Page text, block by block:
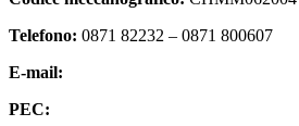
Telefono: 0871 82232 – 0871 800607
E-mail:
PEC: